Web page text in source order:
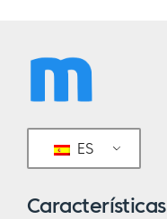
ES
Características